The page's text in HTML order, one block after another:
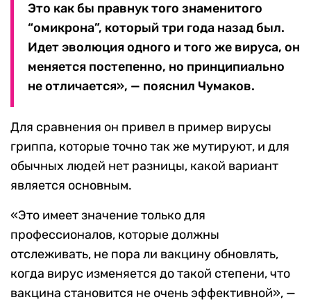
Это как бы правнук того знаменитого
“омикрона”, который три года назад был.
Идет эволюция одного и того же вируса, он
меняется постепенно, но принципиально
не отличается», — пояснил Чумаков.
Для сравнения он привел в пример вирусы
гриппа, которые точно так же мутируют, и для
обычных людей нет разницы, какой вариант
является основным.
«Это имеет значение только для
профессионалов, которые должны
отслеживать, не пора ли вакцину обновлять,
когда вирус изменяется до такой степени, что
вакцина становится не очень эффективной», —